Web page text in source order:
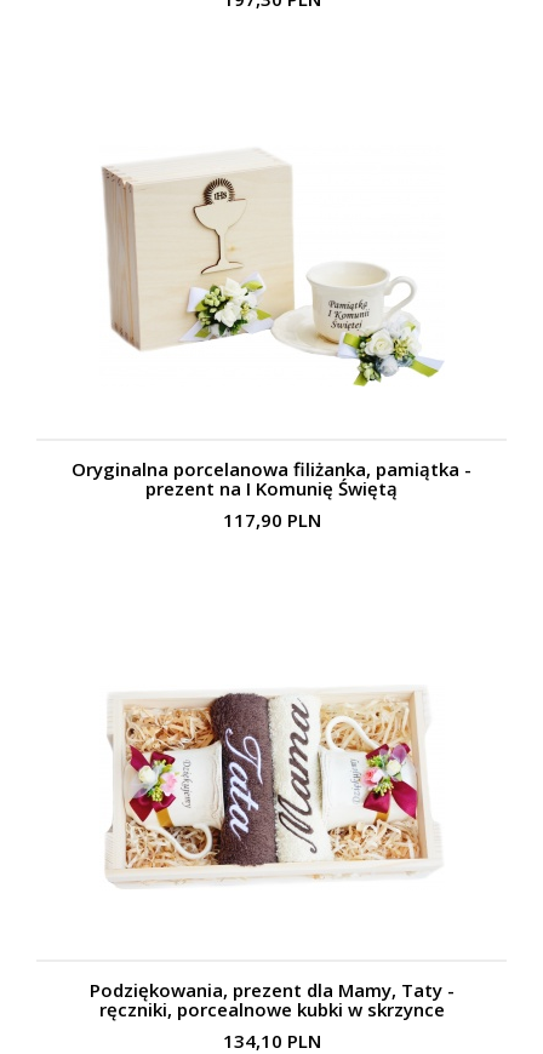
Oryginalna porcelanowa filiżanka, pamiątka -
prezent na I Komunię Świętą
117,90 PLN
Podziękowania, prezent dla Mamy, Taty -
ręczniki, porcealnowe kubki w skrzynce
134,10 PLN